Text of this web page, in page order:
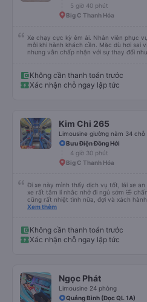
5 giờ 40 phút
Big C Thanh Hóa
Xe chạy cực kỳ êm ái. Nhân viên phục
mỗi khi hành khách cần. Mặc dù hơi sai
nhưng vẫn chấp nhận với sự thay đổi
Không cần thanh toán trước
Xác nhận chỗ ngay lập tức
Kim Chi 265
Limousine giường nằm 34 chỗ
Bưu Điện Đồng Hới
4 giờ 30 phút
Big C Thanh Hóa
Đi xe này mình thấy dịch vụ tốt, lái xe
xe rất tâm lí nhắc nhở đi ngủ sớm 🤣
cũng rất nhiệt tình nữa, đợi và xách
mn đi vệ sinh xong mới đi chứ ko vội
thấy thế
Xem thêm
Không cần thanh toán trước
Xác nhận chỗ ngay lập tức
Ngọc Phát
Limousine 24 phòng
Quảng Bình (Dọc QL 1A)